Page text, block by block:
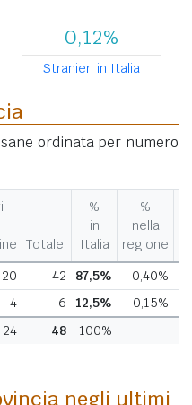
0,12%
Stranieri in Italia
ordinata per numero
%
in
Italia
%
nella
regione
Totale
20 42 87,5% 0,40%
4 6 12,5% 0,15%
24 48 100%
negli ultimi